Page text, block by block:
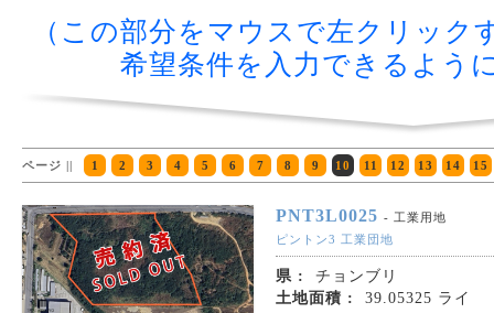
（この部分をマウスで左クリック
希望条件を入力できるよう
ページ || 1 2 3 4 5 6 7 8 9 10 11 12 13 14 15
PNT3L0025 - 工業用地
ピントン3 工業団地
県 :
チョンブリ
土地面積 :
39.05325 ライ